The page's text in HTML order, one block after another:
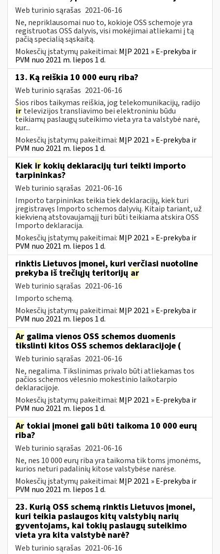
Web turinio sąrašas 2021-06-16
Ne, nepriklausomai nuo to, kokioje OSS schemoje yra
registruotas OSS dalyvis, visi mokėjimai atliekami į tą
pačią specialią sąskaitą.
Mokesčių įstatymų pakeitimai: MĮP 2021 » E-prekyba ir
PVM nuo 2021 m. liepos 1 d.
13. Ką reiškia 10 000 eurų riba?
Web turinio sąrašas 2021-06-16
Šios ribos taikymas reiškia, jog telekomunikacijų, radijo
ir televizijos transliavimo bei elektroniniu būdu
teikiamų paslaugų suteikimo vieta yra ta valstybė narė,
kur...
Mokesčių įstatymų pakeitimai: MĮP 2021 » E-prekyba ir
PVM nuo 2021 m. liepos 1 d.
Kiek ir kokių deklaracijų turi teikti importo
tarpininkas?
Web turinio sąrašas 2021-06-16
Importo tarpininkas teikia tiek deklaracijų, kiek turi
įregistravęs Importo schemos dalyvių. Kitaip tariant, už
kiekvieną atstovaujamąjį turi būti teikiama atskira OSS
Importo deklaracija.
Mokesčių įstatymų pakeitimai: MĮP 2021 » E-prekyba ir
PVM nuo 2021 m. liepos 1 d.
rinktis Lietuvos įmonei, kuri verčiasi nuotoline
prekyba iš trečiųjų teritorijų ar
Web turinio sąrašas 2021-06-16
Importo schemą.
Mokesčių įstatymų pakeitimai: MĮP 2021 » E-prekyba ir
PVM nuo 2021 m. liepos 1 d.
Ar galima vienos OSS schemos duomenis
tikslinti kitos OSS schemos deklaracijoje (
Web turinio sąrašas 2021-06-16
Ne, negalima. Tikslinimas privalo būti atliekamas tos
pačios schemos vėlesnio mokestinio laikotarpio
deklaracijoje.
Mokesčių įstatymų pakeitimai: MĮP 2021 » E-prekyba ir
PVM nuo 2021 m. liepos 1 d.
Ar tokiai įmonei gali būti taikoma 10 000 eurų
riba?
Web turinio sąrašas 2021-06-16
Ne, nes 10 000 eurų riba yra taikoma tik toms įmonėms,
kurios neturi padalinių kitose valstybėse narėse.
Mokesčių įstatymų pakeitimai: MĮP 2021 » E-prekyba ir
PVM nuo 2021 m. liepos 1 d.
23. Kurią OSS schemą rinktis Lietuvos įmonei,
kuri teikia paslaugos kitų valstybių narių
gyventojams, kai tokių paslaugų suteikimo
vieta yra kita valstybė narė?
Web turinio sąrašas 2021-06-16